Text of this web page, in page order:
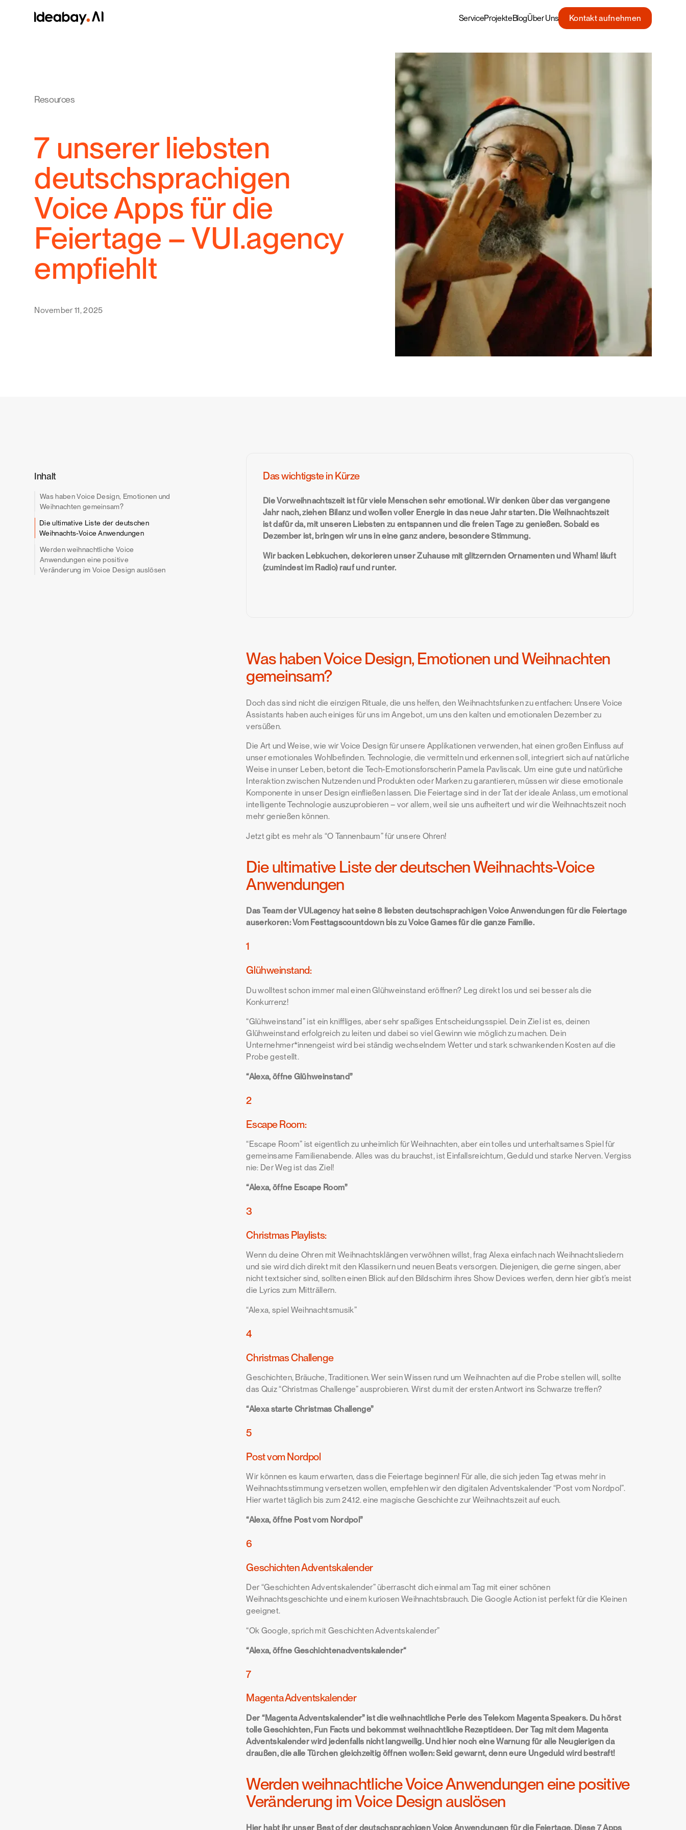
ServiceProjekteBlogÜber Uns Kontakt aufnehmen
Resources
7 unserer liebsten
deutschsprachigen
Voice Apps für die
Feiertage – VUI.agency
empfiehlt
November 11, 2025
Inhalt
Was haben Voice Design, Emotionen und
Weihnachten gemeinsam?
Die ultimative Liste der deutschen
Weihnachts-Voice Anwendungen
Werden weihnachtliche Voice
Anwendungen eine positive
Veränderung im Voice Design auslösen
Das wichtigste in Kürze
Die Vorweihnachtszeit ist für viele Menschen sehr emotional. Wir denken über das vergangene
Jahr nach, ziehen Bilanz und wollen voller Energie in das neue Jahr starten. Die Weihnachtszeit
ist dafür da, mit unseren Liebsten zu entspannen und die freien Tage zu genießen. Sobald es
Dezember ist, bringen wir uns in eine ganz andere, besondere Stimmung.
Wir backen Lebkuchen, dekorieren unser Zuhause mit glitzernden Ornamenten und Wham! läuft
(zumindest im Radio) rauf und runter.
Was haben Voice Design, Emotionen und Weihnachten
gemeinsam?
Doch das sind nicht die einzigen Rituale, die uns helfen, den Weihnachtsfunken zu entfachen: Unsere Voice
Assistants haben auch einiges für uns im Angebot, um uns den kalten und emotionalen Dezember zu
versüßen.
Die Art und Weise, wie wir Voice Design für unsere Applikationen verwenden, hat einen großen Einfluss auf
unser emotionales Wohlbefinden. Technologie, die vermitteln und erkennen soll, integriert sich auf natürliche
Weise in unser Leben, betont die Tech-Emotionsforscherin Pamela Pavliscak. Um eine gute und natürliche
Interaktion zwischen Nutzenden und Produkten oder Marken zu garantieren, müssen wir diese emotionale
Komponente in unser Design einfließen lassen. Die Feiertage sind in der Tat der ideale Anlass, um emotional
intelligente Technologie auszuprobieren – vor allem, weil sie uns aufheitert und wir die Weihnachtszeit noch
mehr genießen können.
Jetzt gibt es mehr als “O Tannenbaum” für unsere Ohren!
Die ultimative Liste der deutschen Weihnachts-Voice
Anwendungen
Das Team der VUI.agency hat seine 8 liebsten deutschsprachigen Voice Anwendungen für die Feiertage
auserkoren: Vom Festtagscountdown bis zu Voice Games für die ganze Familie.
1
Glühweinstand:
Du wolltest schon immer mal einen Glühweinstand eröffnen? Leg direkt los und sei besser als die
Konkurrenz!
“Glühweinstand” ist ein kniffliges, aber sehr spaßiges Entscheidungsspiel. Dein Ziel ist es, deinen
Glühweinstand erfolgreich zu leiten und dabei so viel Gewinn wie möglich zu machen. Dein
Unternehmer*innengeist wird bei ständig wechselndem Wetter und stark schwankenden Kosten auf die
Probe gestellt.
“Alexa, öffne Glühweinstand”
2
Escape Room:
“Escape Room” ist eigentlich zu unheimlich für Weihnachten, aber ein tolles und unterhaltsames Spiel für
gemeinsame Familienabende. Alles was du brauchst, ist Einfallsreichtum, Geduld und starke Nerven. Vergiss
nie: Der Weg ist das Ziel!
“Alexa, öffne Escape Room”
3
Christmas Playlists:
Wenn du deine Ohren mit Weihnachtsklängen verwöhnen willst, frag Alexa einfach nach Weihnachtsliedern
und sie wird dich direkt mit den Klassikern und neuen Beats versorgen. Diejenigen, die gerne singen, aber
nicht textsicher sind, sollten einen Blick auf den Bildschirm ihres Show Devices werfen, denn hier gibt’s meist
die Lyrics zum Mitträllern.
“Alexa, spiel Weihnachtsmusik”
4
Christmas Challenge
Geschichten, Bräuche, Traditionen. Wer sein Wissen rund um Weihnachten auf die Probe stellen will, sollte
das Quiz “Christmas Challenge” ausprobieren. Wirst du mit der ersten Antwort ins Schwarze treffen?
“Alexa starte Christmas Challenge”
5
Post vom Nordpol
Wir können es kaum erwarten, dass die Feiertage beginnen! Für alle, die sich jeden Tag etwas mehr in
Weihnachtsstimmung versetzen wollen, empfehlen wir den digitalen Adventskalender “Post vom Nordpol”.
Hier wartet täglich bis zum 24.12. eine magische Geschichte zur Weihnachtszeit auf euch.
“Alexa, öffne Post vom Nordpol”
6
Geschichten Adventskalender
Der “Geschichten Adventskalender” überrascht dich einmal am Tag mit einer schönen
Weihnachtsgeschichte und einem kuriosen Weihnachtsbrauch. Die Google Action ist perfekt für die Kleinen
geeignet.
“Ok Google, sprich mit Geschichten Adventskalender”
“Alexa, öffne Geschichtenadventskalender“
7
Magenta Adventskalender
Der “Magenta Adventskalender” ist die weihnachtliche Perle des Telekom Magenta Speakers. Du hörst
tolle Geschichten, Fun Facts und bekommst weihnachtliche Rezeptideen. Der Tag mit dem Magenta
Adventskalender wird jedenfalls nicht langweilig. Und hier noch eine Warnung für alle Neugierigen da
draußen, die alle Türchen gleichzeitig öffnen wollen: Seid gewarnt, denn eure Ungeduld wird bestraft!
Werden weihnachtliche Voice Anwendungen eine positive
Veränderung im Voice Design auslösen
Hier habt ihr unser Best of der deutschsprachigen Voice Anwendungen für die Feiertage. Diese 7 Apps